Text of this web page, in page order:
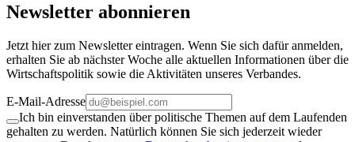
Newsletter abonnieren
Jetzt hier zum Newsletter eintragen. Wenn Sie sich dafür anmelden,
erhalten Sie ab nächster Woche alle aktuellen Informationen über die
Wirtschaftspolitik sowie die Aktivitäten unseres Verbandes.
E-Mail-Adresse
Ich bin einverstanden über politische Themen auf dem Laufenden
gehalten zu werden. Natürlich können Sie sich jederzeit wieder